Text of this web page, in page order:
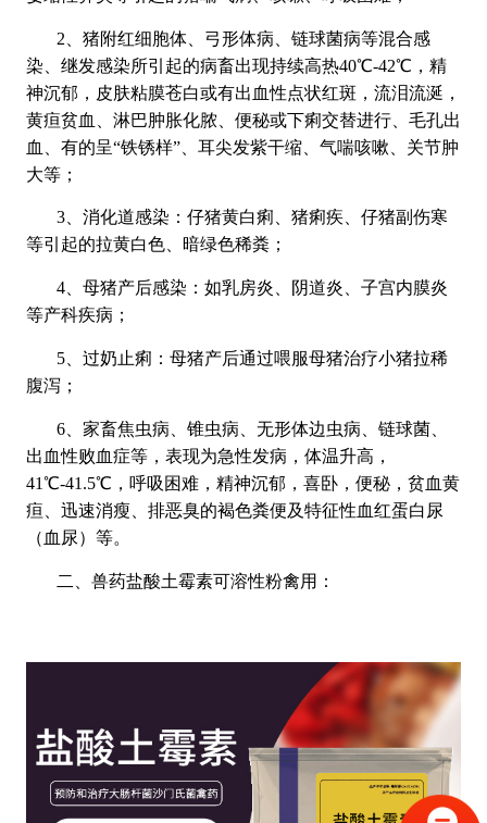
2、猪附红细胞体、弓形体病、链球菌病等混合感
染、继发感染所引起的病畜出现持续高热40℃-42℃，精
神沉郁，皮肤粘膜苍白或有出血性点状红斑，流泪流涎，
黄疸贫血、淋巴肿胀化脓、便秘或下痢交替进行、毛孔出
血、有的呈“铁锈样”、耳尖发紫干缩、气喘咳嗽、关节肿
大等；
3、消化道感染：仔猪黄白痢、猪痢疾、仔猪副伤寒
等引起的拉黄白色、暗绿色稀粪；
4、母猪产后感染：如乳房炎、阴道炎、子宫内膜炎
等产科疾病；
5、过奶止痢：母猪产后通过喂服母猪治疗小猪拉稀
腹泻；
6、家畜焦虫病、锥虫病、无形体边虫病、链球菌、
出血性败血症等，表现为急性发病，体温升高，
41℃-41.5℃，呼吸困难，精神沉郁，喜卧，便秘，贫血黄
疸、迅速消瘦、排恶臭的褐色粪便及特征性血红蛋白尿
（血尿）等。
二、兽药盐酸土霉素可溶性粉禽用：